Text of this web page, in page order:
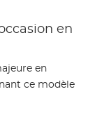
en
en
ce modèle